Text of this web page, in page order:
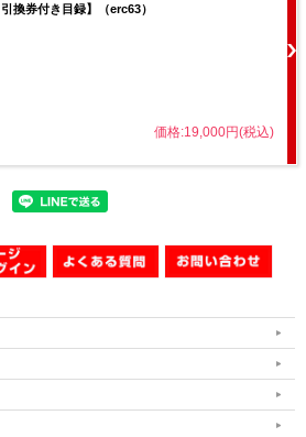
引換券付き目録】（erc63）
価格:19,000円(税込)